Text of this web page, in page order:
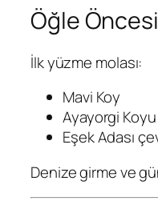
Öğle Öncesi
İlk yüzme molası:
Mavi Koy
Ayayorgi Koyu
Eşek Adası
Denize girme ve